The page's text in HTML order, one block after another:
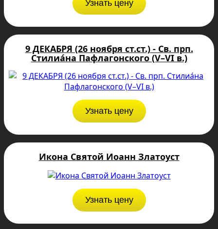
Узнать цену
9 ДЕКАБРЯ (26 ноября ст.ст.) - Св. прп.
Стилиа́на Пафлагонского (V–VI в.)
Узнать цену
Икона Святой Иоанн Златоуст
Узнать цену